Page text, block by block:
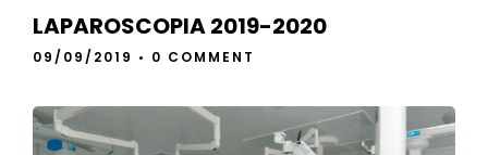
LAPAROSCOPIA 2019-2020
09/09/2019 • 0 COMMENT